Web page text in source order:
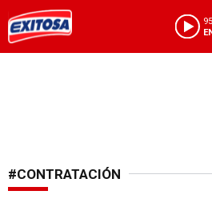
#CONTRATACIÓN